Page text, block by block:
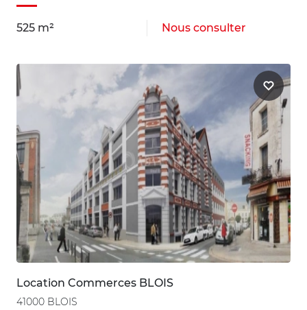
525 m² Nous consulter
Location Commerces BLOIS
41000 BLOIS